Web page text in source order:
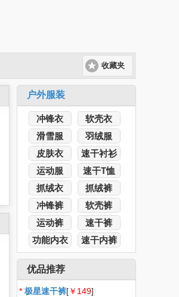
收藏夹
户外服装
冲锋衣
软壳衣
滑雪服
羽绒服
皮肤衣
速干衬衫
运动服
速干T恤
抓绒衣
抓绒裤
冲锋裤
软壳裤
运动裤
速干裤
功能内衣
速干内裤
优品推荐
* 极星速干裤[￥149]